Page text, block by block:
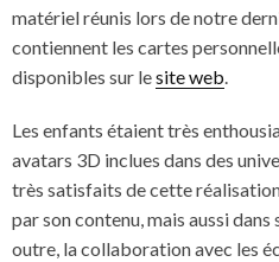
matériel réunis lors de notre
contiennent les cartes
disponibles sur lesite web
Les enfants étaient très
avatars 3D inclues dans des
très satisfaits de cette
par son contenu, mais aussi
outre, la collaboration avec les